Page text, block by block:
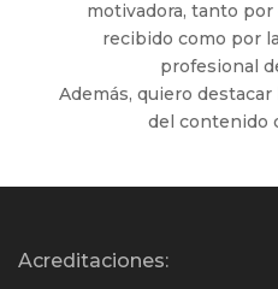
motivadora, tanto
recibido como por
profesional
Además, quiero
del contenido
Acreditaciones: